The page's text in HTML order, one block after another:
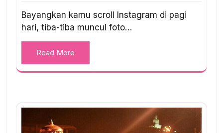
Bayangkan kamu scroll Instagram di pagi
hari, tiba-tiba muncul foto…
Read More